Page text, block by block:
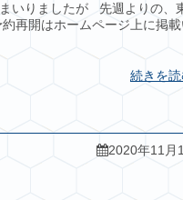
いりましたが 先週よりの、
再開はホームページ上に掲載
続きを
2020年11月